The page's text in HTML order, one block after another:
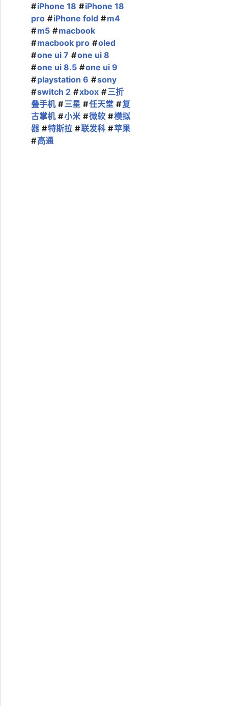
iPhone 18
iPhone 18
pro
iPhone fold
m4
m5
macbook
macbook pro
oled
one ui 7
one ui 8
one ui 8.5
one ui 9
playstation 6
sony
switch 2
xbox
三折
叠手机
三星 任天堂
复
古掌机
小米 微软
模拟
器
特斯拉 联发科
苹果
高通